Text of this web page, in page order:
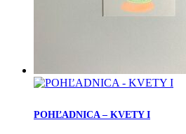
POHĽADNICA – KVETY I